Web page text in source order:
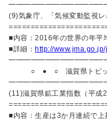
(9)気象庁、「気候変動監視
■内容：2016年の世界の年平
■詳細： http://
○ ● ○ 滋賀県トピッ
(11)滋賀県鉱工業指数（平成
■内容：生産は3か月連続で